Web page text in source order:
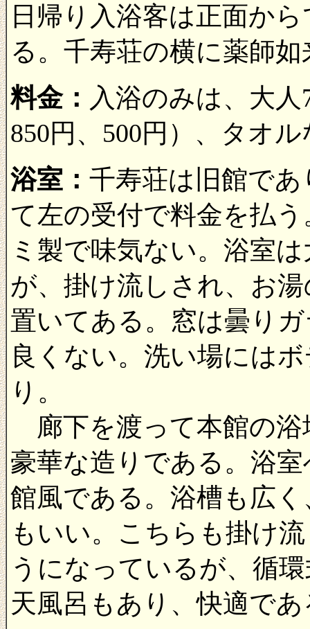
日帰り入浴客は正面か
る。千寿荘の横に薬師
料金： 入浴のみは、大
850円、500円）、タオ
浴室： 千寿荘は旧館で
て左の受付で料金を払
ミ製で味気ない。浴室
が、掛け流しされ、お
置いてある。窓は曇り
良くない。洗い場には
り。
廊下を渡って本館の浴
豪華な造りである。浴
館風である。浴槽も広
もいい。こちらも掛け
うになっているが、循
天風呂もあり、快適であ